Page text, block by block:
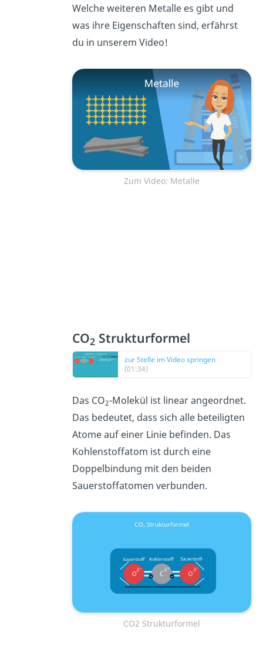
Welche weiteren Metalle es gibt und
was ihre Eigenschaften sind, erfährst
du in unserem Video!
Zum Video: Metalle
CO2 Strukturformel
zur Stelle im Video springen
(01:34)
Das CO2-Molekül ist linear angeordnet.
Das bedeutet, dass sich alle beteiligten
Atome auf einer Linie befinden. Das
Kohlenstoffatom ist durch eine
Doppelbindung mit den beiden
Sauerstoffatomen verbunden.
CO2 Strukturformel